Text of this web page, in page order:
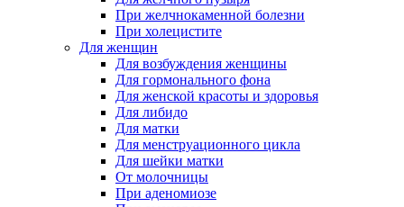
При желчнокаменной болезни
При холецистите
Для женщин
Для возбуждения женщины
Для гормонального фона
Для женской красоты и здоровья
Для либидо
Для матки
Для менструационного цикла
Для шейки матки
От молочницы
При аденомиозе